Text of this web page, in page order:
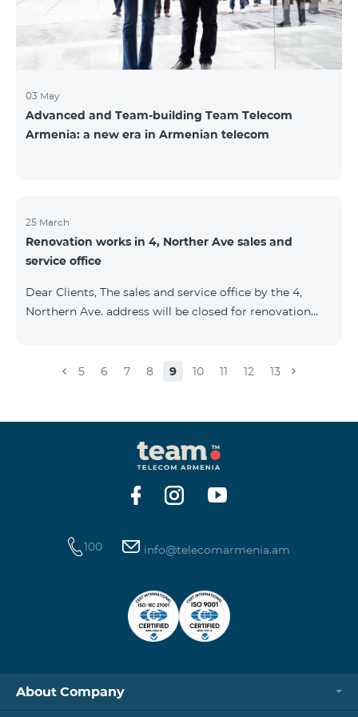
Namibi
03 May
Advanced and Team-building Team Telecom
Armenia: a new era in Armenian telecom
25 March
Renovation works in 4, Norther Ave sales and
service office
Dear Clients, The sales and service office by the 4,
Northern Ave. address will be closed for renovation
caused.For questions, call 100 or you can go to nearby
m. 10 minutes walk You can find all of the sales and
service offices and working schedules here.
5 6 7 8 9 10 11 12 13
100 info@telecomarmenia.am
About Company